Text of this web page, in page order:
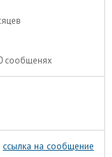
сообщенях
ссылка на сообщение